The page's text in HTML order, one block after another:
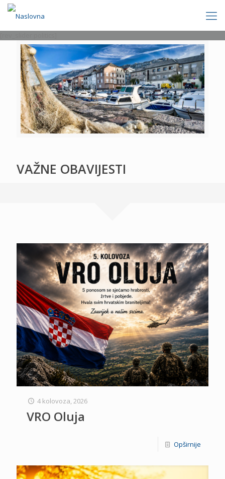
VAŽNE OBAVIJESTI
4 kolovoza, 2026
VRO Oluja
Opširnije